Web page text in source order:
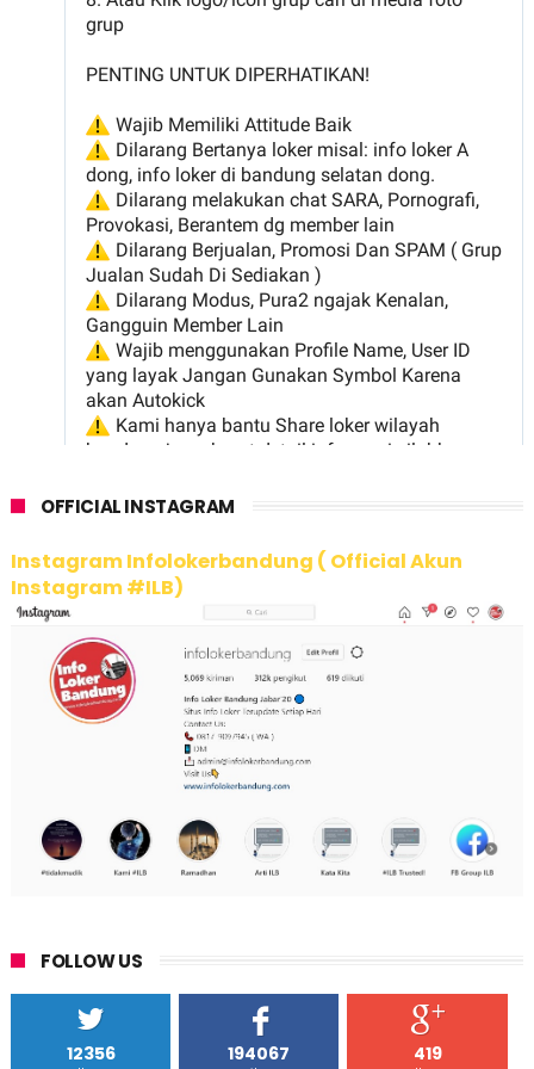
OFFICIAL INSTAGRAM
Instagram Infolokerbandung ( Official Akun
Instagram #ILB)
FOLLOW US
12356 194067 419